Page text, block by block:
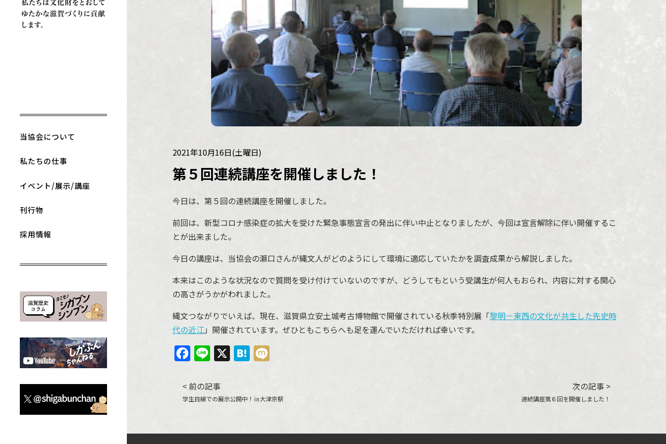
当協会について
私たちの仕事
イベント/展示/講座
刊行物
採用情報
2021年10月16日(土曜日)
第５回連続講座を開催しました！
今日は、第５回の連続講座を開催しました。
前回は、新型コロナ感染症の拡大を受けた緊急事態宣言の発出に伴い中止となりましたが、今回は宣言解除に伴い開催するこ
とが出来ました。
今日の講座は、当協会の瀬口さんが縄文人がどのようにして環境に適応していたかを調査成果から解説しました。
本来はこのような状況なので質問を受け付けていないのですが、どうしてもという受講生が何人もおられ、内容に対する関心
の高さがうかがわれました。
縄文つながりでいえば、現在、滋賀県立安土城考古博物館で開催されている秋季特別展「黎明－東西の文化が共生した先史時
代の近江」開催されています。ぜひともこちらへも足を運んでいただければ幸いです。
Facebook
Line
X Hatena
投
稿
< 前の記事
学生目線での展示公開中！㏌大津京駅
次の記事 >
連続講座第６回を開催しました！